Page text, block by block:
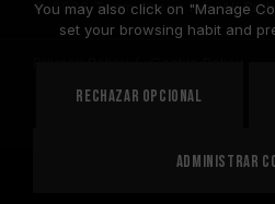
© 2026 Team Group Inc. All
You may also click on "Manage
set your browsing habit and
Rechazar opcional
Administrar